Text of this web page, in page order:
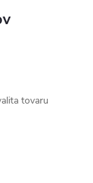
tovaru